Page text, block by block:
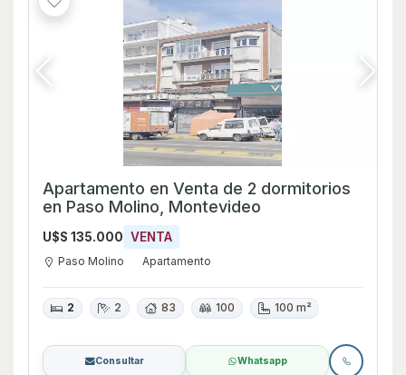
Apartamento en Venta de 2 dormitorios
en Paso Molino, Montevideo
U$S 135.000 VENTA
Paso Molino Apartamento
2 2 83 100 100 m²
Consultar Whatsapp